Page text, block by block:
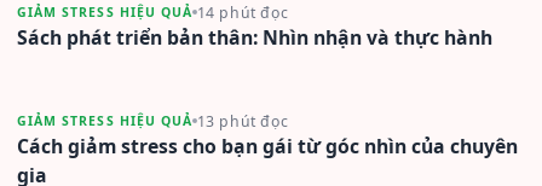
GIẢM STRESS HIỆU QUẢ 14 phút đọc
Sách phát triển bản thân: Nhìn nhận và thực hành
GIẢM STRESS HIỆU QUẢ 13 phút đọc
Cách giảm stress cho bạn gái từ góc nhìn của chuyên
gia